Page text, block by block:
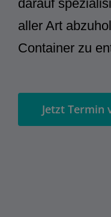
darauf
aller Art
Container zu
Jetzt Termin